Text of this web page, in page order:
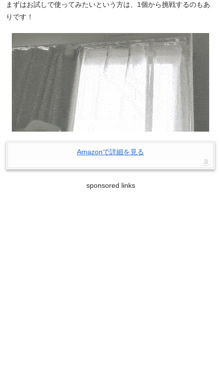
まずはお試しで使ってみたいという方は、1個から挑戦するのもあ
りです！
Amazonで詳細を見る
sponsored links